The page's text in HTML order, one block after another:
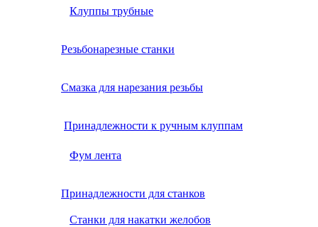
Клуппы трубные
Резьбонарезные станки
Смазка для нарезания резьбы
Принадлежности к ручным клуппам
Фум лента
Принадлежности для станков
Станки для накатки желобов